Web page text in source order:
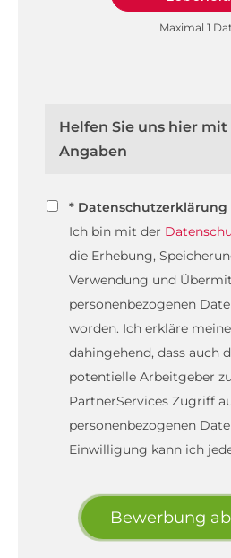
Maximal 1
Helfen Sie uns hier
Angaben
* Datenschutzerklärung
Ich bin mit der
die Erhebung,
Verwendung und
personenbezogenen
worden. Ich erkläre
dahingehend, dass auch
potentielle Arbeitgeber
PartnerServices Zugriff
personenbezogenen
Einwilligung kann ich
Bewerbung